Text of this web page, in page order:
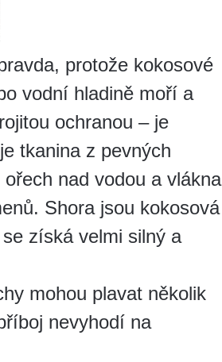
protože kokosové
vodní hladině moří a
ochranou – je
tkanina z pevných
nad vodou a vlákna
Shora jsou kokosová
získá velmi silný a
mohou plavat několik
nevyhodí na